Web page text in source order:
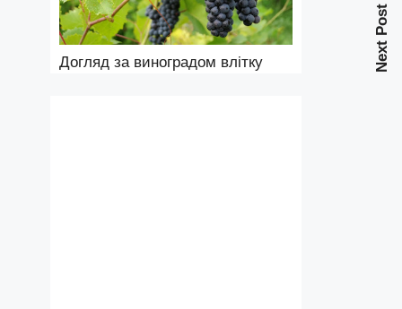
Next Post
Догляд за виноградом влітку